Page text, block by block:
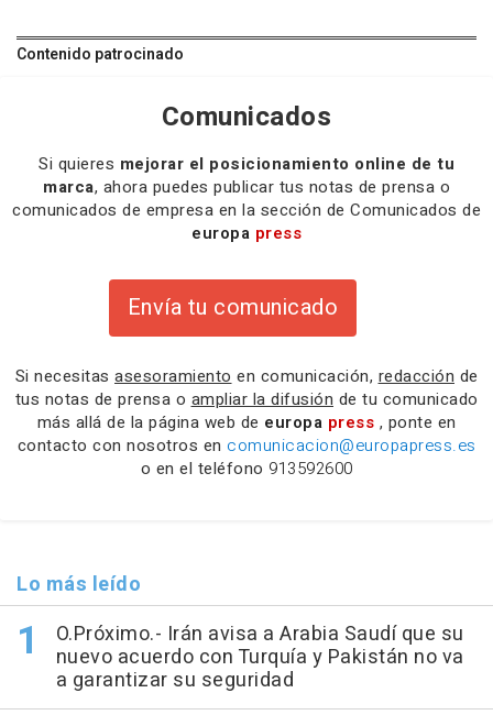
Contenido patrocinado
Comunicados
Si quieres mejorar el posicionamiento online de tu
marca, ahora puedes publicar tus notas de prensa o
comunicados de empresa en la sección de Comunicados de
europa press
Envía tu comunicado
Si necesitas asesoramiento en comunicación, redacción de
tus notas de prensa o ampliar la difusión de tu comunicado
más allá de la página web de europa press , ponte en
contacto con nosotros en comunicacion@europapress.es
o en el teléfono 913592600
Lo más leído
O.Próximo.- Irán avisa a Arabia Saudí que su
nuevo acuerdo con Turquía y Pakistán no va
a garantizar su seguridad